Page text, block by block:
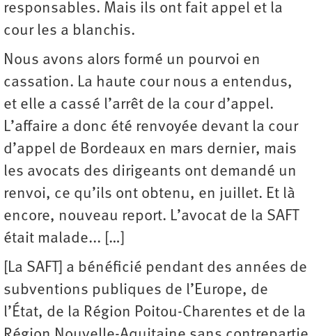
responsables. Mais ils ont fait appel et la
cour les a blanchis.
Nous avons alors formé un pourvoi en
cassation. La haute cour nous a entendus,
et elle a cassé l’arrêt de la cour d’appel.
L’affaire a donc été renvoyée devant la cour
d’appel de Bordeaux en mars dernier, mais
les avocats des dirigeants ont demandé un
renvoi, ce qu’ils ont obtenu, en juillet. Et là
encore, nouveau report. L’avocat de la SAFT
était malade... […]
[La SAFT] a bénéficié pendant des années de
subventions publiques de l’Europe, de
l’État, de la Région Poitou-Charentes et de la